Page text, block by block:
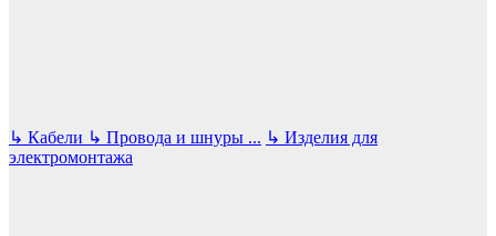
↳ Кабели ↳ Провода и шнуры ... ↳ Изделия для
электромонтажа